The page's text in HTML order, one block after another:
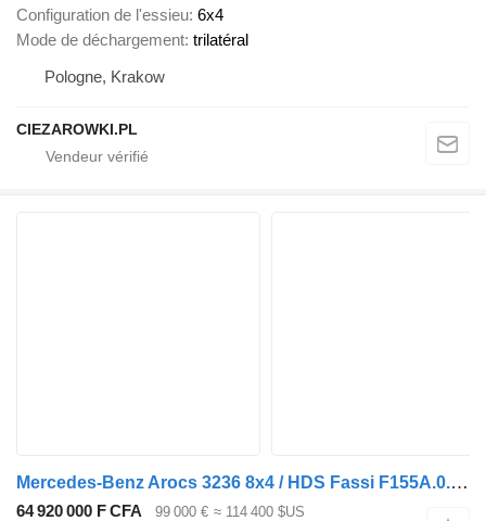
Configuration de l'essieu 6x4
Mode de déchargement trilatéral
Pologne, Krakow
CIEZAROWKI.PL
Mercedes-Benz Arocs 3236 8x4 / HDS Fassi F155A.0.22 / remote control / 3 units
64 920 000 F CFA 99 000 € ≈ 114 400 $US